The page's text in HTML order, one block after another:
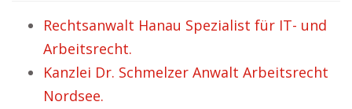
Rechtsanwalt Hanau Spezialist für IT- und
Arbeitsrecht.
Kanzlei Dr. Schmelzer Anwalt Arbeitsrecht
Nordsee.